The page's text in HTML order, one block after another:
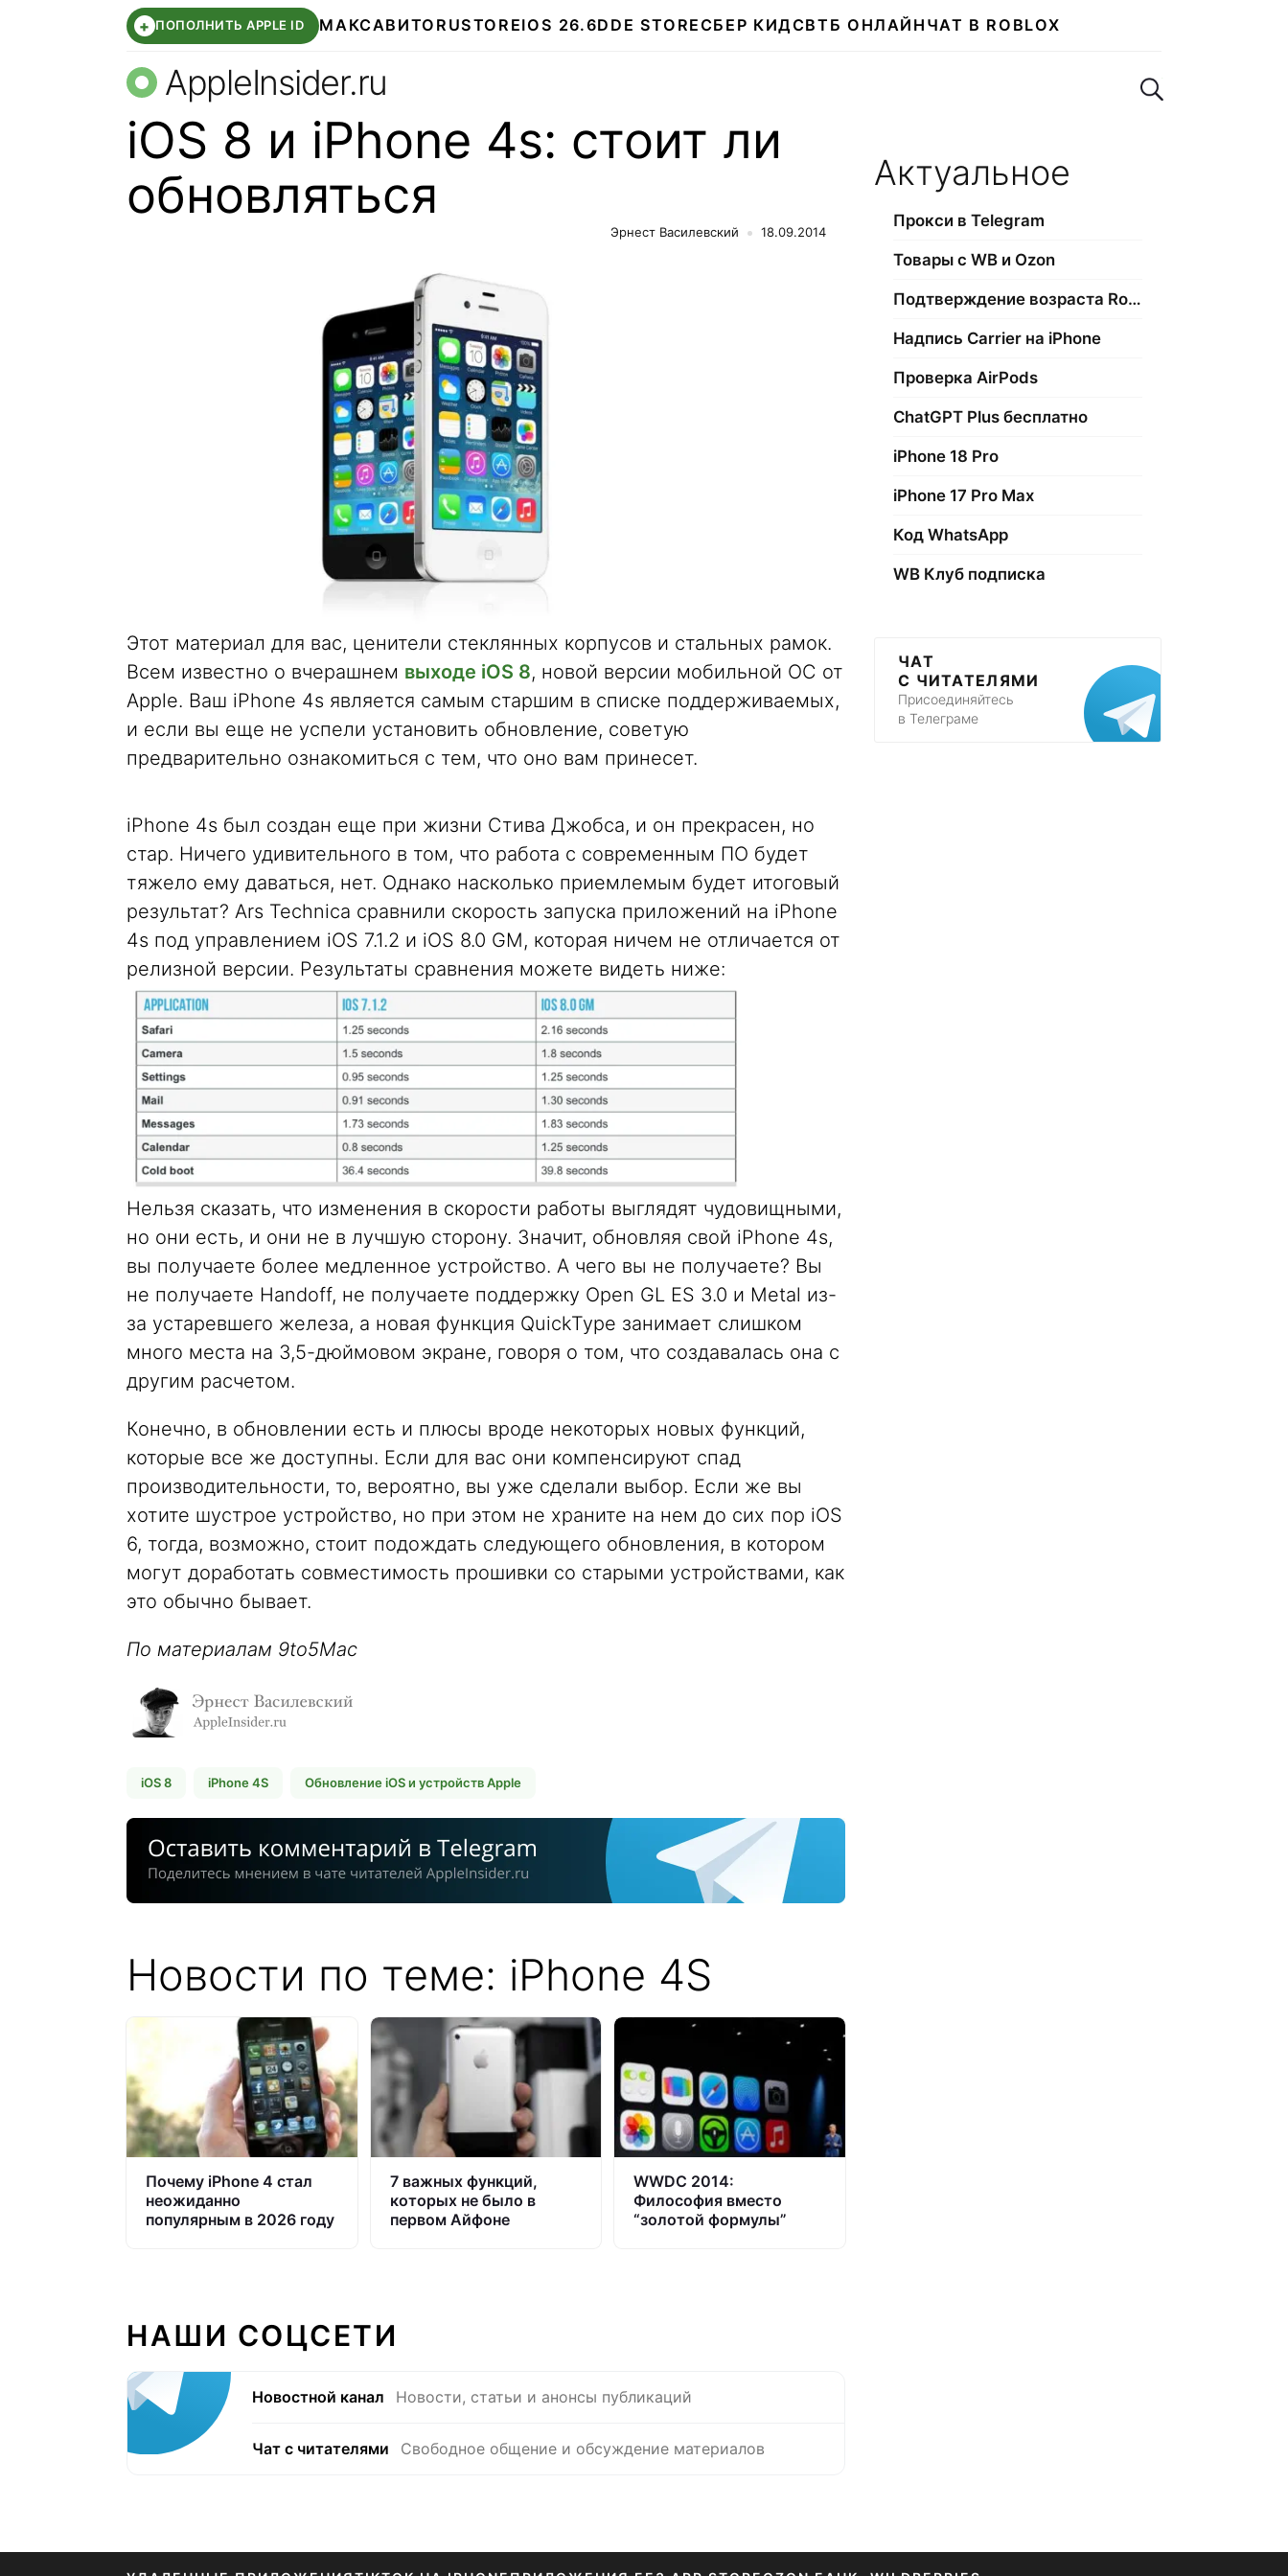
+ ПОПОЛНИТЬ APPLE ID МАКСАВИТО RUSTOREIOS 26.6DDE STORE СБЕР КИДСВТБ ОНЛАЙН ЧАТ В ROBLOX
AppleInsider.ru Поиск по сайту
iOS 8 и iPhone 4s: стоит ли
обновляться
Эрнест Василевский 18.09.2014
Этот материал для вас, ценители стеклянных корпусов и стальных рамок.
Всем известно о вчерашнем выходе iOS 8, новой версии мобильной ОС от
Apple. Ваш iPhone 4s является самым старшим в списке поддерживаемых,
и если вы еще не успели установить обновление, советую
предварительно ознакомиться с тем, что оно вам принесет.
iPhone 4s был создан еще при жизни Стива Джобса, и он прекрасен, но
стар. Ничего удивительного в том, что работа с современным ПО будет
тяжело ему даваться, нет. Однако насколько приемлемым будет итоговый
результат? Ars Technica сравнили скорость запуска приложений на iPhone
4s под управлением iOS 7.1.2 и iOS 8.0 GM, которая ничем не отличается от
релизной версии. Результаты сравнения можете видеть ниже:
Нельзя сказать, что изменения в скорости работы выглядят чудовищными,
но они есть, и они не в лучшую сторону. Значит, обновляя свой iPhone 4s,
вы получаете более медленное устройство. А чего вы не получаете? Вы
не получаете Handoff, не получаете поддержку Open GL ES 3.0 и Metal из-
за устаревшего железа, а новая функция QuickType занимает слишком
много места на 3,5-дюймовом экране, говоря о том, что создавалась она с
другим расчетом.
Конечно, в обновлении есть и плюсы вроде некоторых новых функций,
которые все же доступны. Если для вас они компенсируют спад
производительности, то, вероятно, вы уже сделали выбор. Если же вы
хотите шустрое устройство, но при этом не храните на нем до сих пор iOS
6, тогда, возможно, стоит подождать следующего обновления, в котором
могут доработать совместимость прошивки со старыми устройствами, как
это обычно бывает.
По материалам 9to5Mac
iOS 8 iPhone 4S Обновление iOS и устройств Apple
Новости по теме: iPhone 4S
Почему iPhone 4 стал
неожиданно
популярным в 2026 году
7 важных функций,
которых не было в
первом Айфоне
WWDC 2014:
Философия вместо
“золотой формулы”
НАШИ СОЦСЕТИ
Новостной канал Новости, статьи и анонсы публикаций
Чат с читателями Свободное общение и обсуждение материалов
Актуальное
Прокси в Telegram
Товары с WB и Ozon
Подтверждение возраста Roblox
Надпись Carrier на iPhone
Проверка AirPods
ChatGPT Plus бесплатно
iPhone 18 Pro
iPhone 17 Pro Max
Код WhatsApp
WB Клуб подписка
ЧАТ
С ЧИТАТЕЛЯМИ
Присоединяйтесь
в Телеграме